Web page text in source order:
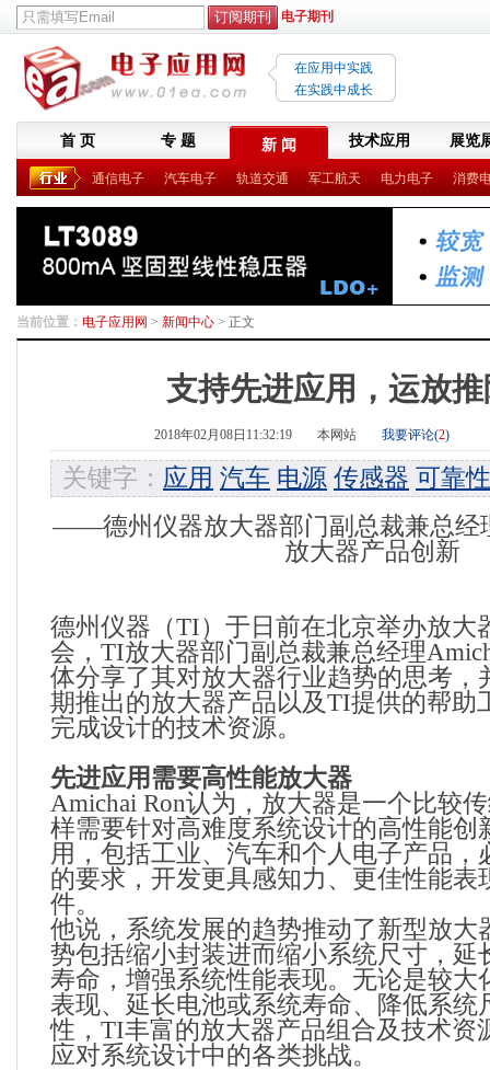
电子期刊
在应用中实践
在实践中成长
首 页 专 题 新 闻 技术应用 展览
通信电子 汽车电子 轨道交通 军工航天 电力电子 消费
当前位置： 电子应用网 > 新闻中心 > 正文
支持先进应用，运放
2018年02月08日11:32:19 本网站 我要评论(2)
关键字： 应用 汽车 电源 传感器 可靠性
——德州仪器放大器部门副总裁兼总经
放大器产品创新
德州仪器（TI）于日前在北京举办放大
会， TI放大器部门副总裁兼总经理
体分享了其对放大器行业趋势的思考，
期推出的放大器产品以及TI提供的帮助
完成设计的技术资源。
先进应用需要高性能放大器
Amichai Ron认为，放大器是一个比较
样需要针对高难度系统设计的高性能创
用，包括工业、汽车和个人电子产品，
的要求，开发更具感知力、更佳性能表
件。
他说，系统发展的趋势推动了新型放大
势包括缩小封装进而缩小系统尺寸，延
寿命，增强系统性能表现。无论是较大
表现、延长电池或系统寿命、降低系统
性， TI丰富的放大器产品组合及技术资
应对系统设计中的各类挑战。